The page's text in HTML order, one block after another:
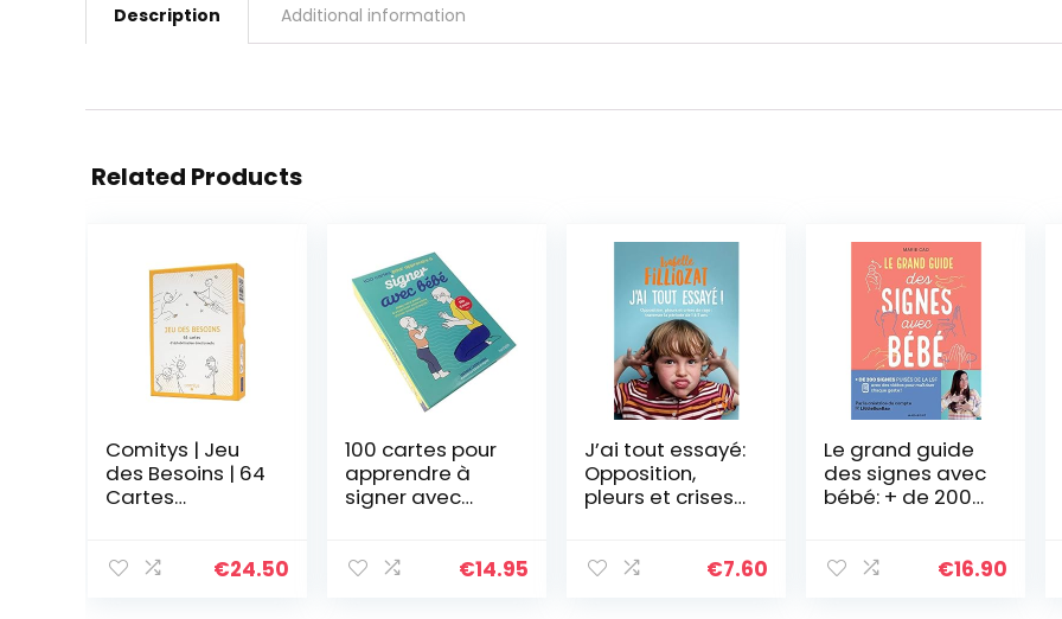
Description Additional information
Related Products
Comitys | Jeu
des Besoins | 64
Cartes
Outil
€24.50
100 cartes pour
apprendre à
signer avec
s’exprimer
€14.95
J’ai tout essayé:
Opposition,
pleurs et crises
période de 1 à 5
€7.60
Le grand guide
des signes avec
bébé: + de 200
des vidéos pour
€16.90